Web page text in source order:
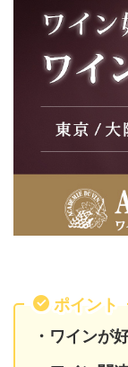
ポイント
・ワインが